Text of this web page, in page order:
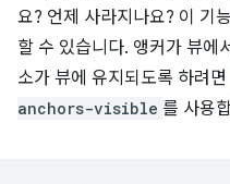
요? 언제 사라지나요? 이 기
할 수 있습니다. 앵커가 뷰에
소가 뷰에 유지되도록 하려면
anchors-visible 를 사용